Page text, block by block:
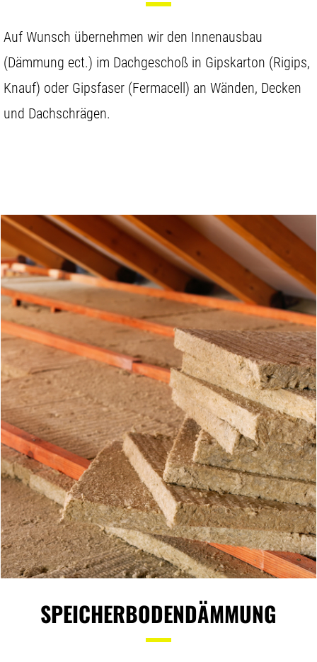
Auf Wunsch übernehmen wir den Innenausbau
(Dämmung ect.) im Dachgeschoß in Gipskarton (Rigips,
Knauf) oder Gipsfaser (Fermacell) an Wänden, Decken
und Dachschrägen.
SPEICHERBODENDÄMMUNG